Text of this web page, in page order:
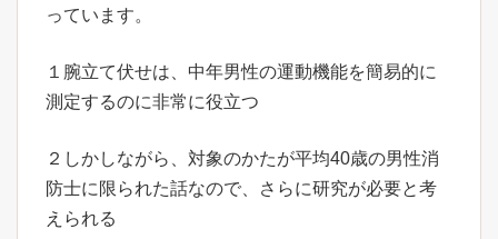
っています。
１腕立て伏せは、中年男性の運動機能を簡易的に
測定するのに非常に役立つ
２しかしながら、対象のかたが平均40歳の男性消
防士に限られた話なので、さらに研究が必要と考
えられる